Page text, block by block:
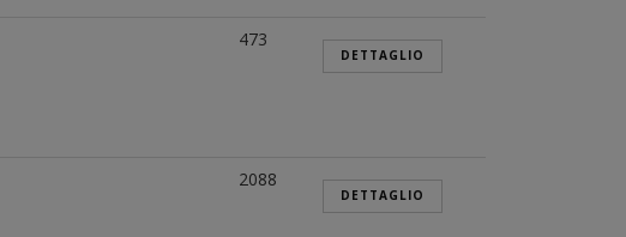
473
DETTAGLIO
2088
DETTAGLIO